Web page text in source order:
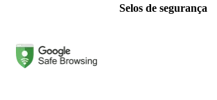
Selos de segurança